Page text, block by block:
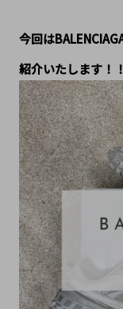
今回は
紹介いたします！！